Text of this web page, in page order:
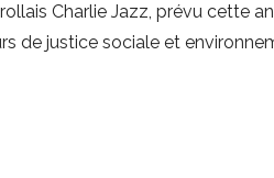
Charlie Jazz, prévu cette
de justice sociale et